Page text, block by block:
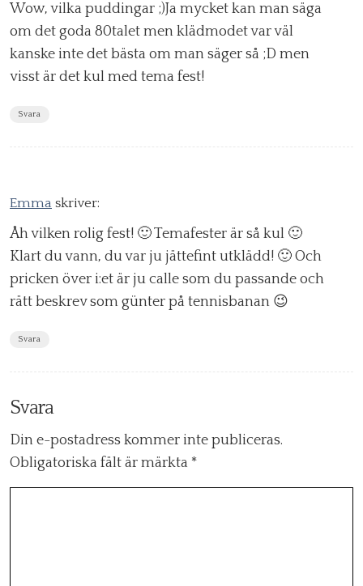
Wow, vilka puddingar ;)Ja mycket kan man säga
om det goda 80talet men klädmodet var väl
kanske inte det bästa om man säger så ;D men
visst är det kul med tema fest!
Svara
Emma skriver:
Åh vilken rolig fest! 🙂 Temafester är så kul 🙂
Klart du vann, du var ju jättefint utklädd! 🙂 Och
pricken över i:et är ju calle som du passande och
rätt beskrev som günter på tennisbanan 😉
Svara
Svara
Din e-postadress kommer inte publiceras.
Obligatoriska fält är märkta *